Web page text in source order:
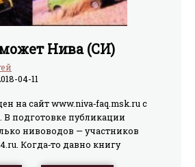
Нива (СИ)
04-11
на сайт www.niva‑faq.msk.ru с
В подготовке публикации
нивоводов — участников
Когда‑то давно книгу